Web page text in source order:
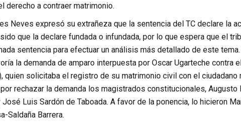
derecho a contraer matrimonio.
Neves expresó su extrañeza que la sentencia del TC declare la
que la declare fundada o infundada, por lo que espera que el
sentencia para efectuar un análisis más detallado de este
la demanda de amparo interpuesta por Oscar Ugarteche
quien solicitaba el registro de su matrimonio civil con el ciudadano
rechazar la demanda los magistrados constitucionales, Augusto
José Luis Sardón de Taboada. A favor de la ponencia, lo hicieron
Saldaña Barrera.